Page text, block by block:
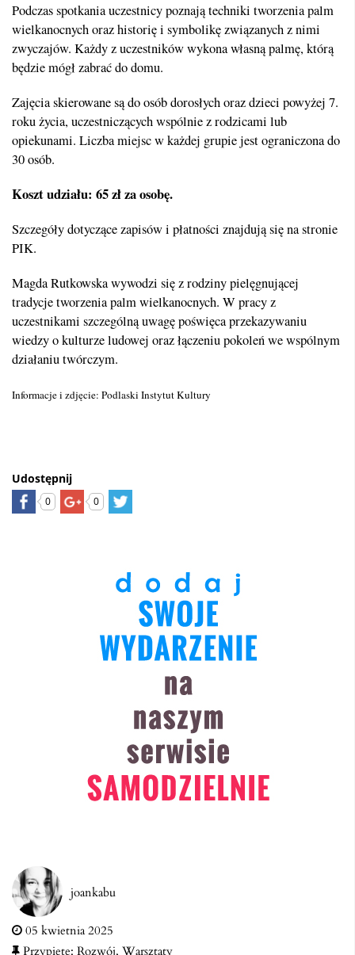
Podczas spotkania uczestnicy poznają techniki tworzenia palm
wielkanocnych oraz historię i symbolikę związanych z nimi
zwyczajów. Każdy z uczestników wykona własną palmę, którą
będzie mógł zabrać do domu.
Zajęcia skierowane są do osób dorosłych oraz dzieci powyżej 7.
roku życia, uczestniczących wspólnie z rodzicami lub
opiekunami. Liczba miejsc w każdej grupie jest ograniczona do
30 osób.
Koszt udziału: 65 zł za osobę.
Szczegóły dotyczące zapisów i płatności znajdują się na stronie
PIK.
Magda Rutkowska wywodzi się z rodziny pielęgnującej
tradycje tworzenia palm wielkanocnych. W pracy z
uczestnikami szczególną uwagę poświęca przekazywaniu
wiedzy o kulturze ludowej oraz łączeniu pokoleń we wspólnym
działaniu twórczym.
Informacje i zdjęcie: Podlaski Instytut Kultury
Udostępnij
0 0
joankabu
05 kwietnia 2025
Przypięte: Rozwój, Warsztaty